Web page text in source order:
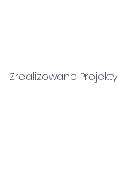
Zrealizowane Projekty